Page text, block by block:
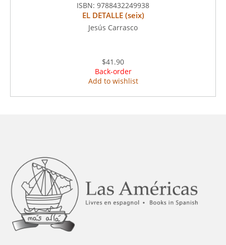
ISBN: 9788432249938
EL DETALLE (seix)
Jesús Carrasco
$41.90
Back-order
Add to wishlist